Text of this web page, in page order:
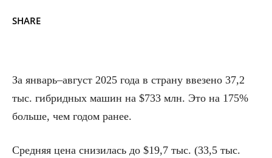
SHARE
За январь–август 2025 года в страну ввезено 37,2
тыс. гибридных машин на $733 млн. Это на 175%
больше, чем годом ранее.
Средняя цена снизилась до $19,7 тыс. (33,5 тыс.